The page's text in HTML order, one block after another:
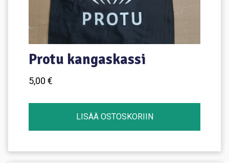
Protu kangaskassi
5,00 €
LISÄÄ OSTOSKORIIN